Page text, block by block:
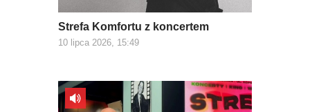
Strefa Komfortu z koncertem
10 lipca 2026, 15:49